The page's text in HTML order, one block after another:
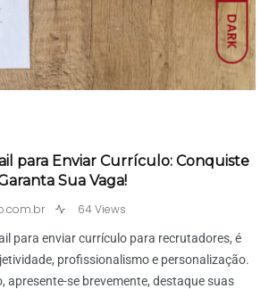
DARK
para Enviar Currículo: Conquiste
Sua Vaga!
64 Views
para enviar currículo para recrutadores, é
profissionalismo e personalização.
apresente-se brevemente, destaque suas